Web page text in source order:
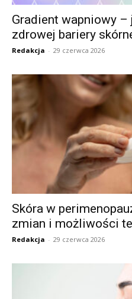
Gradient wapniowy
zdrowej bariery
Redakcja - 29 czerwca 2026
Skóra w
zmian i możliwości
Redakcja - 29 czerwca 2026